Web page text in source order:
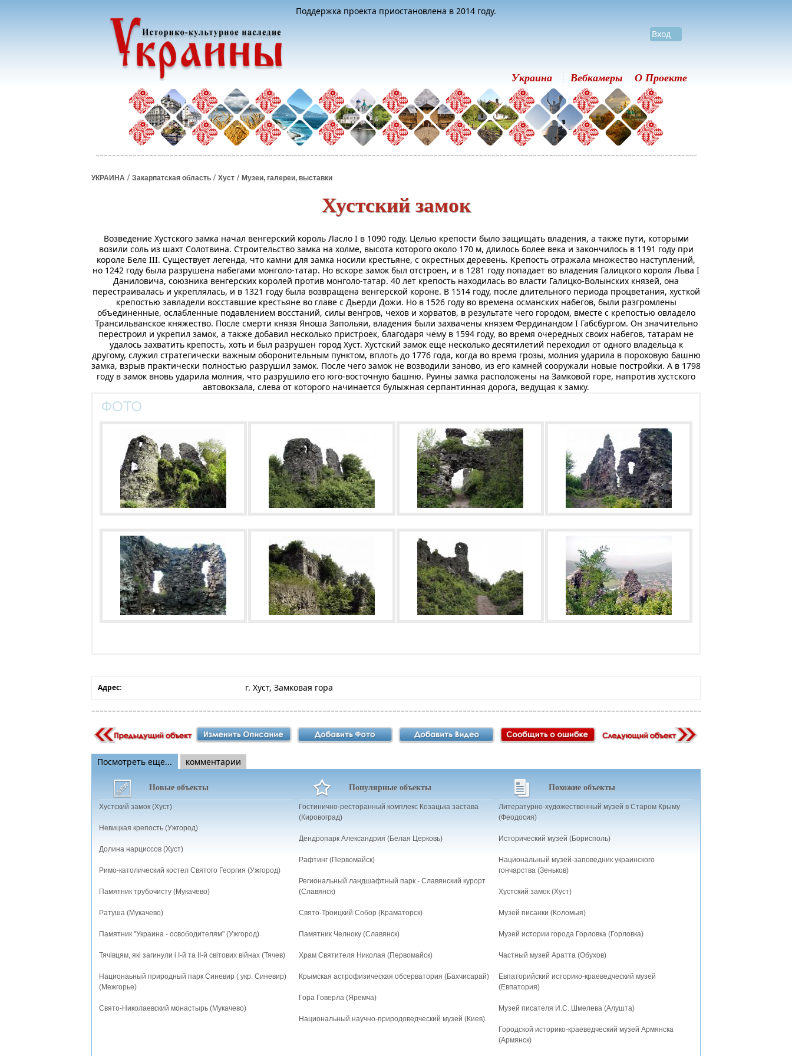
Поддержка проекта приостановлена в 2014 году.
Вход
Украина Вебкамеры О Проекте
УКРАИНА / Закарпатская область / Хуст / Музеи, галереи, выставки
Хустский замок
Возведение Хустского замка начал венгерский король Ласло I в 1090 году. Целью крепости было защищать владения, а также пути, которыми
возили соль из шахт Солотвина. Строительство замка на холме, высота которого около 170 м, длилось более века и закончилось в 1191 году при
короле Беле ІІІ. Существует легенда, что камни для замка носили крестьяне, с окрестных деревень. Крепость отражала множество наступлений,
но 1242 году была разрушена набегами монголо-татар. Но вскоре замок был отстроен, и в 1281 году попадает во владения Галицкого короля Льва I
Даниловича, союзника венгерских королей против монголо-татар. 40 лет крепость находилась во власти Галицко-Волынских князей, она
перестраивалась и укреплялась, и в 1321 году была возвращена венгерской короне. В 1514 году, после длительного периода процветания, хусткой
крепостью завладели восставшие крестьяне во главе с Дьерди Дожи. Но в 1526 году во времена османских набегов, были разгромлены
объединенные, ослабленные подавлением восстаний, силы венгров, чехов и хорватов, в результате чего городом, вместе с крепостью овладело
Трансильванское княжество. После смерти князя Яноша Запольяи, владения были захвачены князем Фердинандом І Габсбургом. Он значительно
перестроил и укрепил замок, а также добавил несколько пристроек, благодаря чему в 1594 году, во время очередных своих набегов, татарам не
удалось захватить крепость, хоть и был разрушен город Хуст. Хустский замок еще несколько десятилетий переходил от одного владельца к
другому, служил стратегически важным оборонительным пунктом, вплоть до 1776 года, когда во время грозы, молния ударила в пороховую башню
замка, взрыв практически полностью разрушил замок. После чего замок не возводили заново, из его камней сооружали новые постройки. А в 1798
году в замок вновь ударила молния, что разрушило его юго-восточную башню. Руины замка расположены на Замковой горе, напротив хустского
автовокзала, слева от которого начинается булыжная серпантинная дорога, ведущая к замку.
Адрес: г. Хуст, Замковая гора
Посмотреть еще... комментарии
Новые объекты Популярные объекты Похожие объекты
Хустский замок (Хуст)
Невицкая крепость (Ужгород)
Долина нарциссов (Хуст)
Римо-католический костел Святого Георгия (Ужгород)
Памятник трубочисту (Мукачево)
Ратуша (Мукачево)
Памятник "Украина - освободителям" (Ужгород)
Тячівцям, які загинули і І-й та ІІ-й світових війнах (Тячев)
Национаьный природный парк Синевир ( укр. Синевир)
(Межгорье)
Свято-Николаевский монастырь (Мукачево)
Гостинично-ресторанный комплекс Козацька застава
(Кировоград)
Дендропарк Александрия (Белая Церковь)
Рафтинг (Первомайск)
Региональный ландшафтный парк - Славянский курорт
(Славянск)
Свято-Троицкий Собор (Краматорск)
Памятник Челноку (Славянск)
Храм Святителя Николая (Первомайск)
Крымская астрофизическая обсерватория (Бахчисарай)
Гора Говерла (Яремча)
Национальный научно-природоведческий музей (Киев)
Литературно-художественный музей в Старом Крыму
(Феодосия)
Исторический музей (Борисполь)
Национальный музей-заповедник украинского
гончарства (Зеньков)
Хустский замок (Хуст)
Музей писанки (Коломыя)
Музей истории города Горловка (Горловка)
Частный музей Аратта (Обухов)
Евпаторийский историко-краеведческий музей
(Евпатория)
Музей писателя И.С. Шмелева (Алушта)
Городской историко-краеведческий музей Армянска
(Армянск)